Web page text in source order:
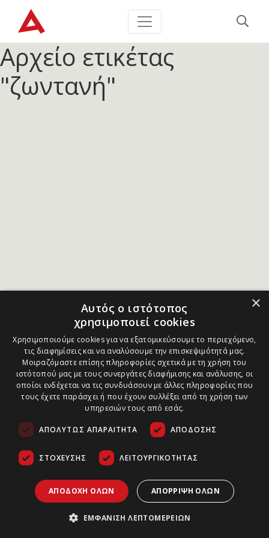
Αρχείο ετικέτας
"ζωντανή"
×
Αυτός ο ιστότοπος
χρησιμοποιεί cookies
Χρησιμοποιούμε cookies για να εξατομικεύσουμε το περιεχόμενο,
τις διαφημίσεις και να αναλύσουμε την επισκεψιμότητά μας.
Μοιραζόμαστε επίσης πληροφορίες σχετικά με τη χρήση του
ιστότοπού μας με τους συνεργάτες διαφήμισης και ανάλυσης, οι
οποίοι ενδέχεται να τις συνδυάσουν με άλλες πληροφορίες που
τους έχετε παράσχει ή που έχουν συλλέξει από τη χρήση των
υπηρεσιών τους από εσάς.
ΑΠΟΛΎΤΩΣ ΑΠΑΡΑΊΤΗΤΑ ΑΠΌΔΟΣΗΣ
ΣΤΌΧΕΥΣΗΣ ΛΕΙΤΟΥΡΓΙΚΌΤΗΤΑΣ
ΑΠΟΔΟΧΉ ΌΛΩΝ ΑΠΌΡΡΙΨΗ ΌΛΩΝ
ΕΜΦΆΝΙΣΗ ΛΕΠΤΟΜΕΡΕΙΏΝ